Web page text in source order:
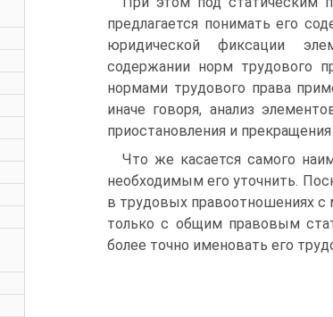
предлагается понимать его
юридической фиксации
содержании норм трудового
нормами трудового права
иначе говоря, анализ
приостановления и
Что же касается самого
необходимым его уточнить.
в трудовых правоотношениях с
только с общим правовым
более точно именовать его